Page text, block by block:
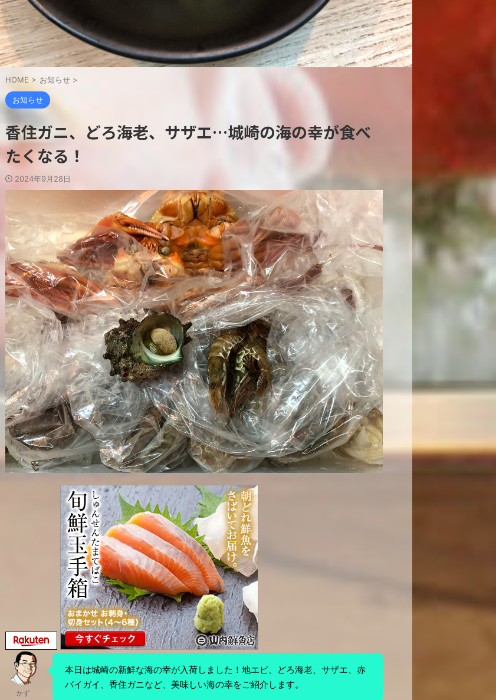
HOME > お知らせ >
お知らせ
香住ガニ、どろ海老、サザエ…城崎の海の幸が食べ
たくなる！
2024年9月28日
かず
本日は城崎の新鮮な海の幸が入荷しました！地エビ、どろ海老、サザエ、赤
バイガイ、香住ガニなど、美味しい海の幸をご紹介します。